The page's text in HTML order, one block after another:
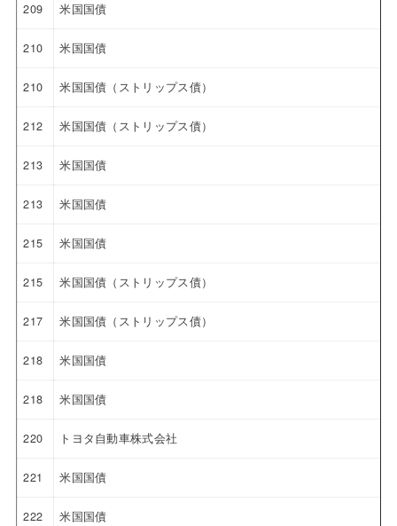
209 米国国債
210 米国国債
210 米国国債（ストリップス債）
212 米国国債（ストリップス債）
213 米国国債
213 米国国債
215 米国国債
215 米国国債（ストリップス債）
217 米国国債（ストリップス債）
218 米国国債
218 米国国債
220 トヨタ自動車株式会社
221 米国国債
222 米国国債